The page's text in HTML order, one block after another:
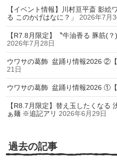
【イベント情報】川村亘平斎 影
る このかげはなに？」
2026年7月
【R7.8月限定】〝牛油香る 豚筋(
2026年7月28日
ウワサの葛飾 盆踊り情報2026 ②
21日
ウワサの葛飾 盆踊り情報2026 ①
【R8.7月限定】替え玉したくなる
ぁ麺 ※追記アリ 2026年6月29日
過去の記事